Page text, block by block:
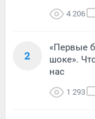
4 206
2
«Первые
шоке».
нас
1 293